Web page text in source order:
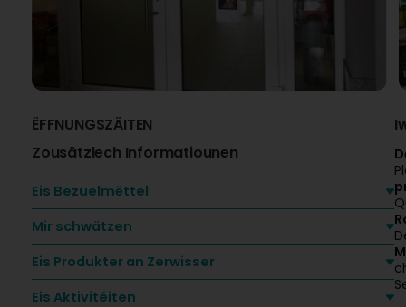
ËFFNUNGSZÄITEN
Zousätzlech Informatiounen
Eis Bezuelmëttel
Mir schwätzen
Eis Produkter an Zerwisser
Eis Aktivitéiten